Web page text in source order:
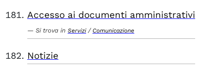
Accesso ai documenti amministrativi
Si trova in Servizi / Comunicazione
Notizie